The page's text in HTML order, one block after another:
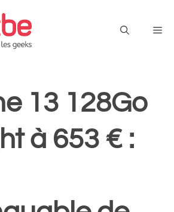
13 128Go
à 653 € :